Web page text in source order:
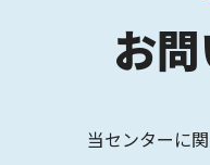
お
当センターに